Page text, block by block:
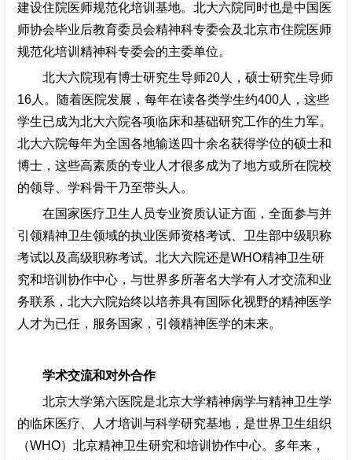
建设住院医师规范化培训基地。北大六院同时也是中国医
师协会毕业后教育委员会精神科专委会及北京市住院医师
规范化培训精神科专委会的主委单位。
北大六院现有博士研究生导师20人，硕士研究生导师
16人。随着医院发展，每年在读各类学生约400人，这些
学生已成为北大六院各项临床和基础研究工作的生力军。
北大六院每年为全国各地输送四十余名获得学位的硕士和
博士，这些高素质的专业人才很多成为了地方或所在院校
的领导、学科骨干乃至带头人。
在国家医疗卫生人员专业资质认证方面，全面参与并
引领精神卫生领域的执业医师资格考试、卫生部中级职称
考试以及高级职称考试。北大六院还是WHO精神卫生研
究和培训协作中心，与世界多所著名大学有人才交流和业
务联系，北大六院始终以培养具有国际化视野的精神医学
人才为已任，服务国家，引领精神医学的未来。
学术交流和对外合作
北京大学第六医院是北京大学精神病学与精神卫生学
的临床医疗、人才培训与科学研究基地，是世界卫生组织
（WHO）北京精神卫生研究和培训协作中心。多年来，